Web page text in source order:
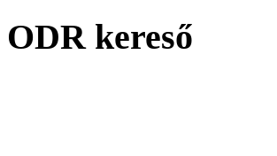
ODR kereső